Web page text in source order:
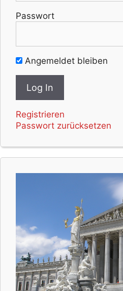
Passwort
Angemeldet bleiben
Registrieren
Passwort zurücksetzen